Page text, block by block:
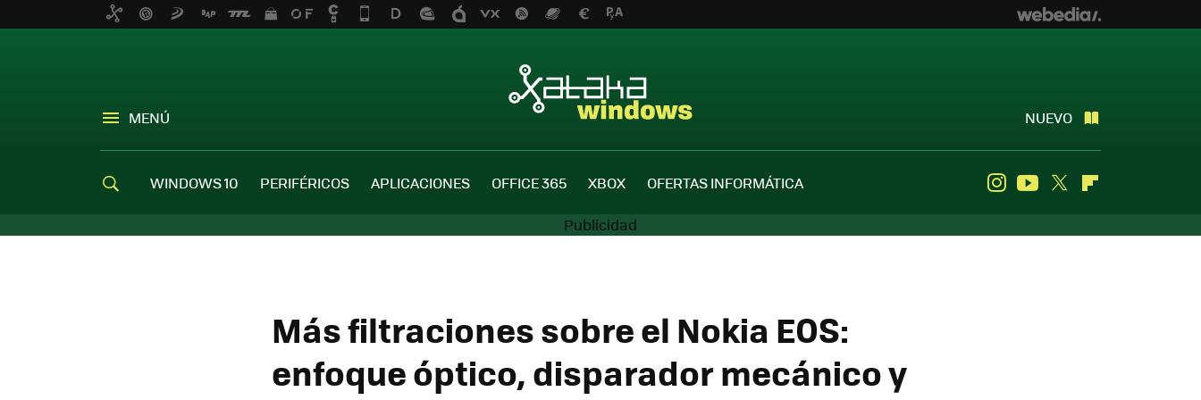
MENÚ NUEVO
WINDOWS 10 PERIFÉRICOS APLICACIONES OFFICE 365 XBOX OFERTAS INFORMÁTICA InstagramYoutube
Twitter
Más filtraciones sobre el Nokia EOS:
enfoque óptico, disparador mecánico y